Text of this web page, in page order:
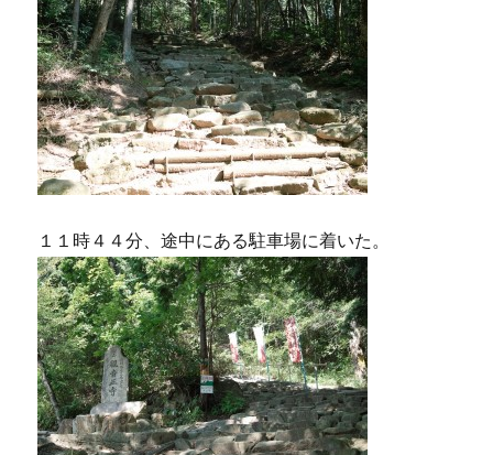
１１時４４分、途中にある駐車場に着いた。